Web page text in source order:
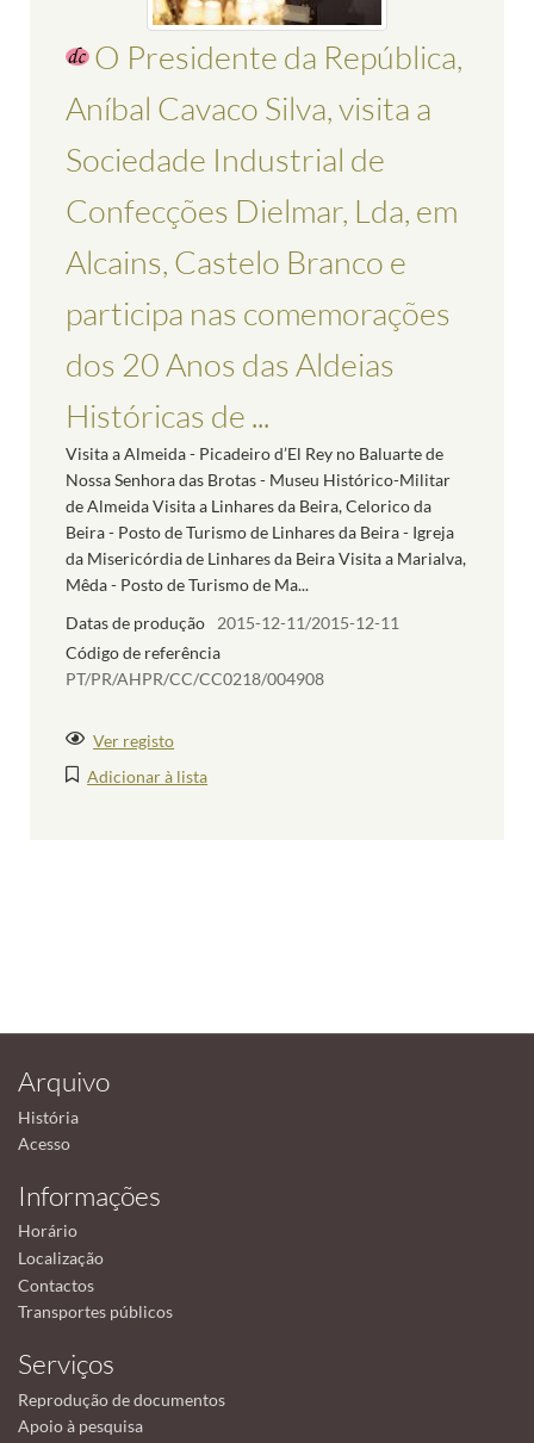
O Presidente da República,
Aníbal Cavaco Silva, visita a
Sociedade Industrial de
Confecções Dielmar, Lda, em
Alcains, Castelo Branco e
participa nas comemorações
dos 20 Anos das Aldeias
Históricas de ...
Visita a Almeida - Picadeiro d’El Rey no Baluarte de
Nossa Senhora das Brotas - Museu Histórico-Militar
de Almeida Visita a Linhares da Beira, Celorico da
Beira - Posto de Turismo de Linhares da Beira - Igreja
da Misericórdia de Linhares da Beira Visita a Marialva,
Mêda - Posto de Turismo de Ma...
Datas de produção
2015-12-11/2015-12-11
Código de referência
PT/PR/AHPR/CC/CC0218/004908
Ver registo
Adicionar à lista
Arquivo
História
Acesso
Informações
Horário
Localização
Contactos
Transportes públicos
Serviços
Reprodução de documentos
Apoio à pesquisa